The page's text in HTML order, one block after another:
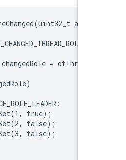
& OT_CHANGED_THREAD_ROLE)
changedRole =
true);
false);
false);